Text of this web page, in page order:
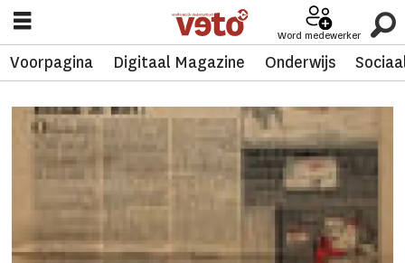
Word medewerker
Voorpagina Digitaal Magazine Onderwijs
Tag:
archief